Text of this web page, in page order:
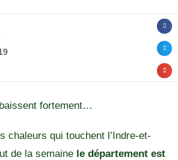
fortement…
chaleurs qui touchent l’Indre-et-
de la semaine le département est